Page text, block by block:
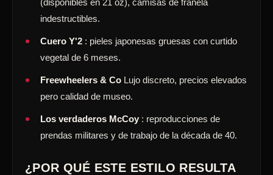
indestructibles.
Cuero Y'2 : pieles japonesas gruesas con curtido
vegetal de 6 meses.
Freewheelers & Co Lujo discreto, precios elevados
pero calidad de museo.
Los verdaderos McCoy : reproducciones de
prendas militares y de trabajo de la década de 40.
¿POR QUÉ ESTE ESTILO RESULTA